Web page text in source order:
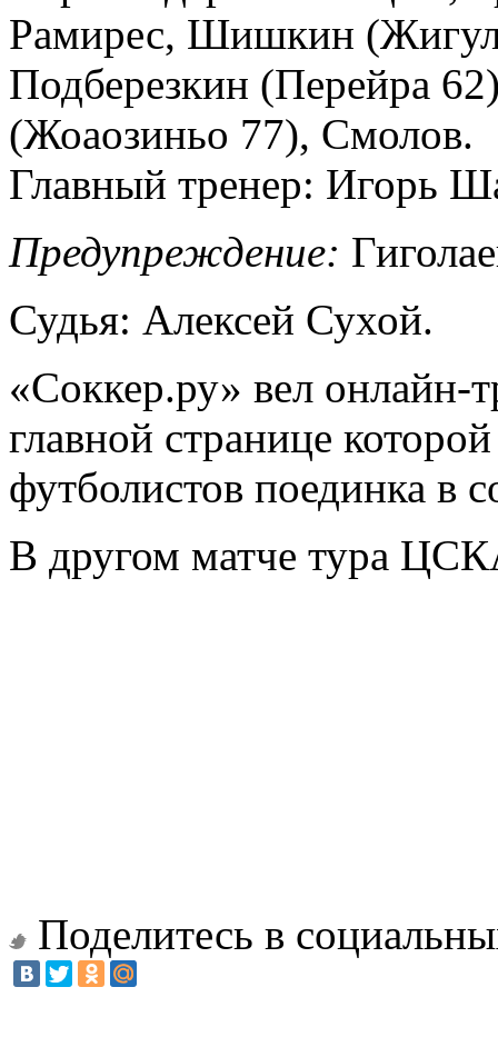
Рамирес, Шишкин
Подберезкин (Перейра
(Жоаозиньо 77), Смолов.
Главный тренер: Игорь
Предупреждение:
Судья: Алексей Сухой.
«Соккер.ру» вел онлайн-
главной странице
футболистов поединка в
В другом матче тура
Поделитесь в